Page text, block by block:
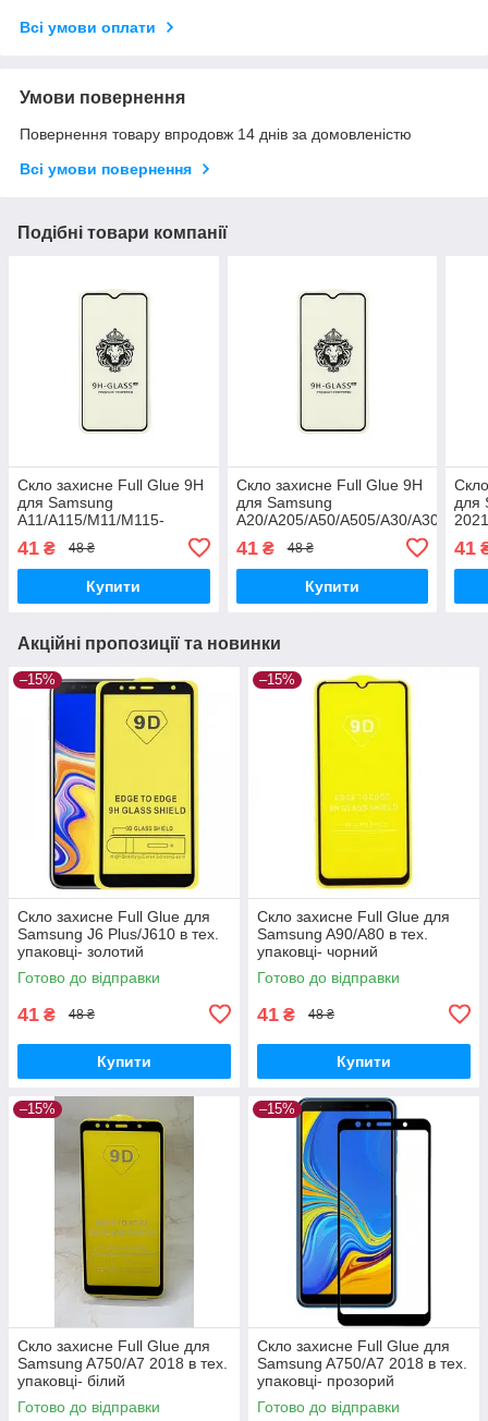
Всі умови оплати
Умови повернення
Повернення товару впродовж 14 днів за домовленістю
Всі умови повернення
Подібні товари компанії
Скло захисне Full Glue 9H
для Samsung
A11/A115/M11/M115-
41 ₴ 48 ₴
Купити
Скло захисне Full Glue 9H
для Samsung
A20/A205/A50/A505/A30/A305-
41₴ 48 ₴
Купити
для
41
Акційні пропозиції та новинки
–15%
Скло захисне Full Glue для
Samsung J6 Plus/J610 в тех.
упаковці- золотий
Готово до відправки
41 ₴ 48 ₴
Купити
–15%
Скло захисне Full Glue для
Samsung A90/A80 в тех.
упаковці- чорний
Готово до відправки
41 ₴ 48 ₴
Купити
–15%
Скло захисне Full Glue для
Samsung A750/A7 2018 в тех.
упаковці- білий
Готово до відправки
–15%
Скло захисне Full Glue для
Samsung A750/A7 2018 в тех.
упаковці- прозорий
Готово до відправки